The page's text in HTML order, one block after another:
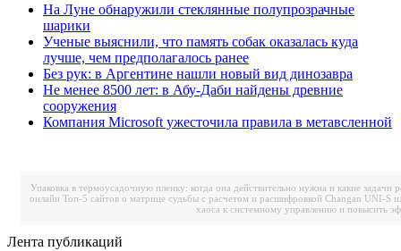
На Луне обнаружили стеклянные полупрозрачные
шарики
Ученые выяснили, что память собак оказалась куда
лучше, чем предполагалось ранее
Без рук: в Аргентине нашли новый вид динозавра
Не менее 8500 лет: в Абу-Даби найдены древние
сооружения
Компания Microsoft ужесточила правила в метавсленной
Упаковка в термоусадочную пленку: когда она действительно нужна и какие задачи
онлайн Топ-5 сайтов о матрице судьбы с расчетом и расшифровкой Changan UNI-S
хаоса к системному управлению и повысить
Лента публикаций